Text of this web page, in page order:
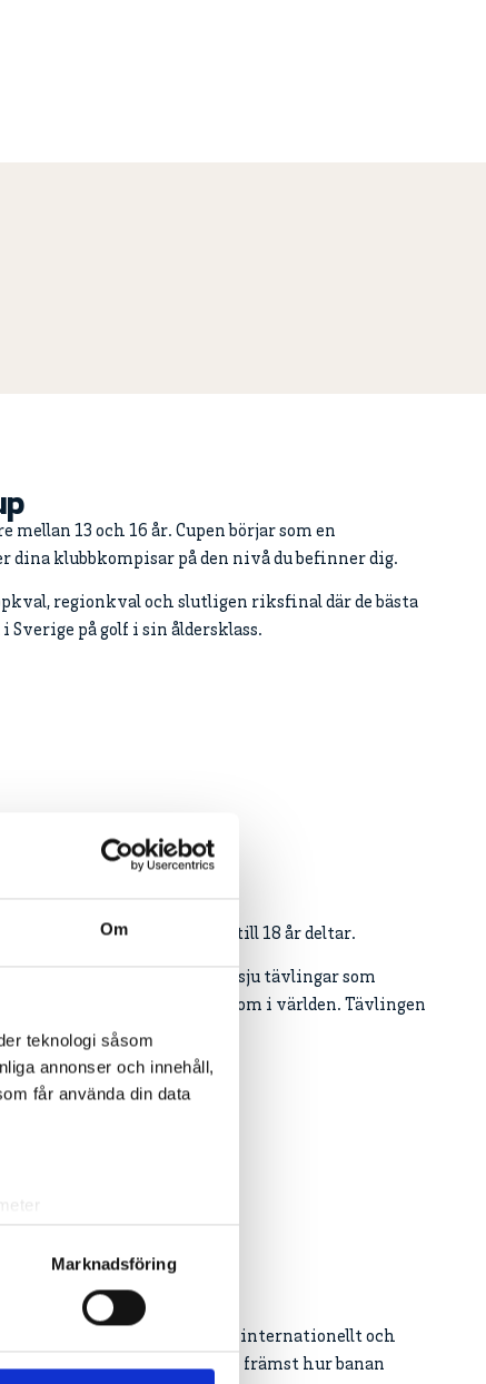
Om
teknologi såsom
annonser och innehåll,
får använda din data
. Du kan ändra
från din enhet
Marknadsföring
13 och 16 år. Cupen börjar som en
dina klubbkompisar på den nivå du befinner dig.
regionkval och slutligen riksfinal där de bästa
Sverige på golf i sin åldersklass.
främsta spelare upp till 18 år deltar.
sedan 2012 och är en av sju tävlingar som
arrangerar årligen runtom i världen. Tävlingen
by Dormy
med sikte på att spela internationellt och
på nästa nivå gällande främst hur banan